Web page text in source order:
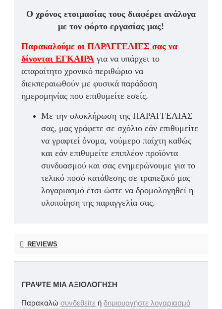
Ο χρόνος ετοιμασίας τους διαφέρει ανάλογα
με τον φόρτο εργασίας μας!
Παρακαλούμε οι ΠΑΡΑΓΓΕΛΙΕΣ σας να
δίνονται ΕΓΚΑΙΡΑ για να υπάρχει το
απαραίτητο χρονικό περιθώριο να
διεκπεραιωθούν με φυσικά παράδοση
ημερομηνίας που επιθυμείτε εσείς.
Με την ολοκλήρωση της ΠΑΡΑΓΓΕΛΙΑΣ
σας, μας γράφετε σε σχόλιο εάν επιθυμείτε
να γραφτεί όνομα, νούμερο παίχτη καθώς
και εάν επιθυμείτε επιπλέον προϊόντα
συνδυασμού και σας ενημερώνουμε για το
τελικό ποσό κατάθεσης σε τραπεζικό μας
λογαριασμό έτσι ώστε να δρομολογηθεί η
υλοποίηση της παραγγελία σας.
REVIEWS
ΓΡΆΨΤΕ ΜΙΑ ΑΞΙΟΛΌΓΗΣΗ
Παρακαλώ συνδεθείτε ή δημιουργήστε λογαριασμό